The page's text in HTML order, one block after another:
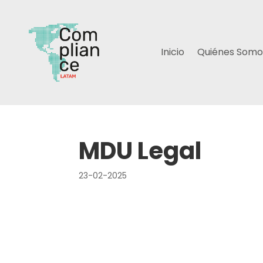
Inicio Quiénes
MDU Legal
23-02-2025